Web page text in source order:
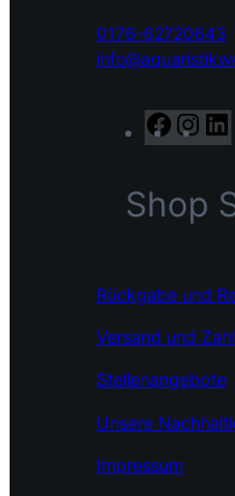
0176-62720643
F
a
e
b
k
n
t
a
a
i
e
Shop
Rückgabe und
Versand und
Stellenangebote
Unsere
Impressum